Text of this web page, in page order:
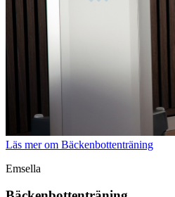
Läs merom Bäckenbottenträning
Emsella